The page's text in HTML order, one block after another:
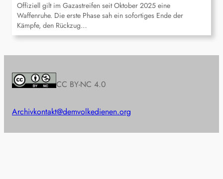
Offiziell gilt im Gazastreifen seit Oktober 2025 eine
Waffenruhe. Die erste Phase sah ein sofortiges Ende der
Kämpfe, den Rückzug…
CC BY-NC 4.0
Archivkontakt@demvolkedienen.org